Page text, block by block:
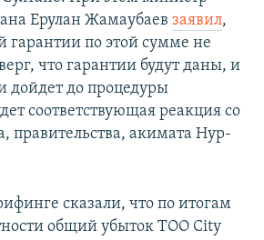
Ерулан Жамаубаев заявил,
гарантии по этой сумме не
что гарантии будут даны, и
дойдет до процедуры
соответствующая реакция со
акимата Нур-
сказали, что по итогам
общий убыток ТОО City